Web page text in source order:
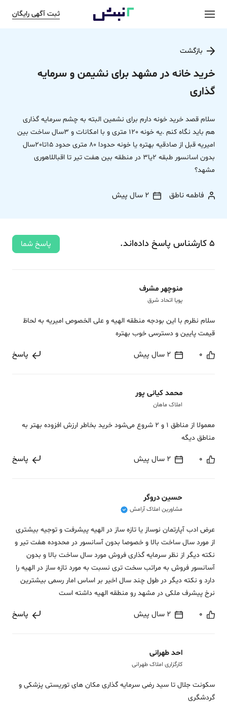
ثبت آگهی رایگان
بازگشت
خرید خانه در مشهد برای نشیمن و سرمایه
گذاری
سلام قصد خرید خونه دارم برای نشمین البته به چشم سرمایه گذاری
هم باید نگاه کنم .یه خونه 120 متری و با امکانات و 3سال ساخت بین
امیریه قبل از صادقیه بهتره یا خونه حدودا 80 متری حدود 15تا20سال
بدون اسانسور طبقه 2یا3 در منطقه بین هفت تیر تا اقباللاهوری
مشهد؟
فاطمه ناطق 2 سال پیش
5 کارشناس پاسخ داده‌اند. پاسخ شما
منوچهر مشرف
پویا اتحاد شرق
سلام نظرم با این بودجه منطقه الهیه و علی الخصوص امیریه به لحاظ
قیمت پایین و دسترسی خوب بهتره
0 2 سال پیش پاسخ
محمد کیانی پور
املاک ماهان
معمولا از مناطق 1 و 2 شروع می‌شود خرید بخاطر ارزش افزوده بهتر به
مناطق دیگه
0 2 سال پیش پاسخ
حسین دروگر
مشاورین املاک آرامش
عرض ادب آپارتمان نوساز یا تازه ساز در الهیه پیشرفت و توجیه بیشتری
از مورد سال ساخت بالا و خصوصا بدون آسانسور در محدوده هفت تیر و
نکته دیگر از نظر سرمایه گذاری فروش مورد سال ساخت بالا و بدون
آسانسور فروش به مراتب سخت تری نسبت به مورد تازه ساز در الهیه را
دارد و نکته دیگر در طول چند سال اخیر بر اساس امار رسمی بیشترین
نرخ پیشرف ملکی در مشهد رو منطقه الهیه داشته است
0 2 سال پیش پاسخ
احد طهرانی
کارگزاری املاک طهرانی
سکونت جلال تا سید رضی سرمایه گذاری مکان های توریستی پزشکی و
گردشگری